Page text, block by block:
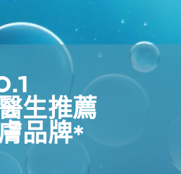
生推薦​
品牌*​